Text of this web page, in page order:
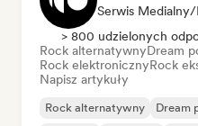
Serwis Medialny/
> 800 udzielonych
Rock alternatywnyDream
Rock elektronicznyRock
Napisz artykuły
Rock alternatywny Dream